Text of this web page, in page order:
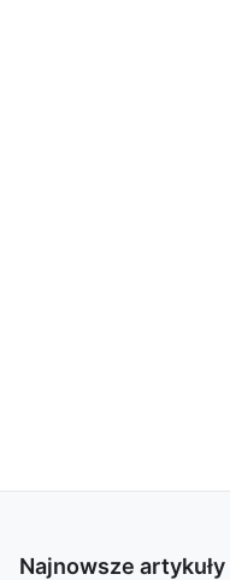
Najnowsze artykuły